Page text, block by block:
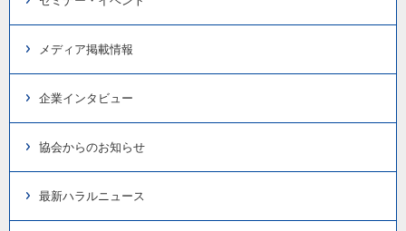
メディア掲載情報
企業インタビュー
協会からのお知らせ
最新ハラルニュース